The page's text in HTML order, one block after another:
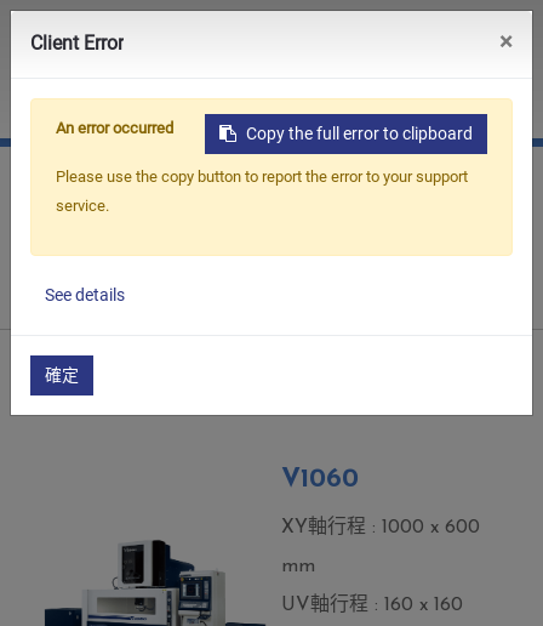
JP 簡中
V 系列
V1060
XY軸行程 : 1000 x 600
mm
UV軸行程 : 160 x 160
Client Error ×
Copy the full error to clipboard
An error occurred
Please use the copy button to report the error to your support
service.
See details
確定